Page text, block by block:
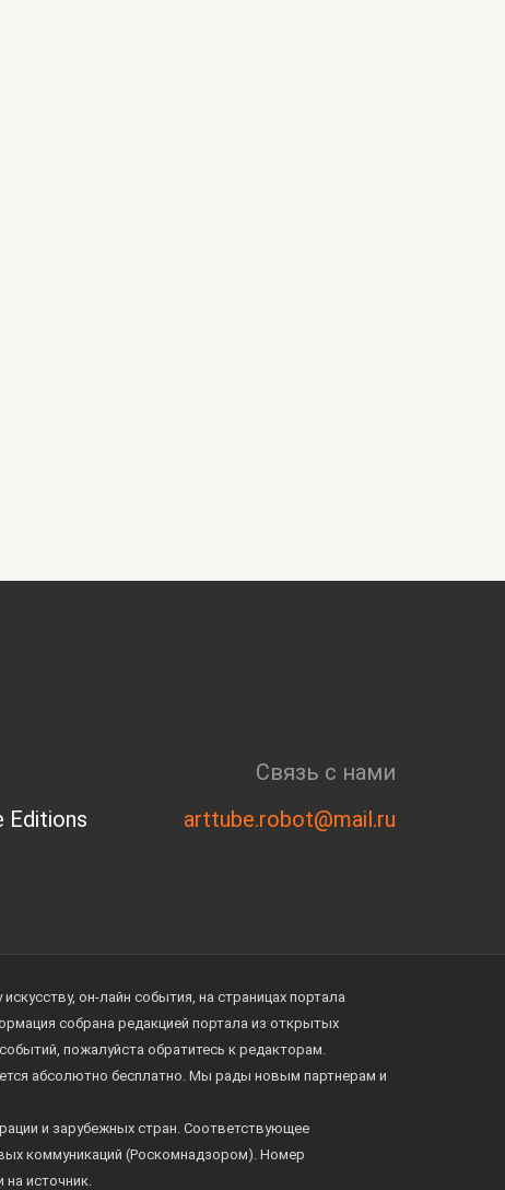
Editions
Связь с нами
arttube.robot@mail.ru
он-лайн события, на страницах портала
собрана редакцией портала из открытых
пожалуйста обратитесь к редакторам.
абсолютно бесплатно. Мы рады новым партнерам и
и зарубежных стран. Соответствующее
коммуникаций (Роскомнадзором). Номер
источник.